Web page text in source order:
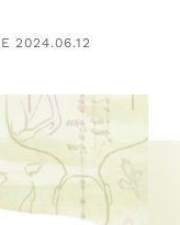
2024.06.12